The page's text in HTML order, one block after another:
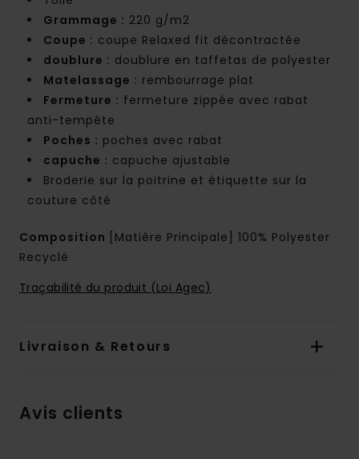
Grammage : 220 g/m2
Coupe : coupe Relaxed fit décontractée
doublure : doublure en taffetas de polyester
Matelassage : rembourrage plat
Fermeture : fermeture zippée avec rabat
anti-tempête
Poches : poches avec rabat
capuche : capuche ajustable
Broderie sur la poitrine et étiquette sur la
couture côté
Composition
[Matière Principale] 100% Polyester
Recyclé
Traçabilité du produit (Loi Agec)
Livraison & Retours
Avis clients